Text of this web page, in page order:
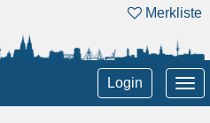
Merkliste
Login